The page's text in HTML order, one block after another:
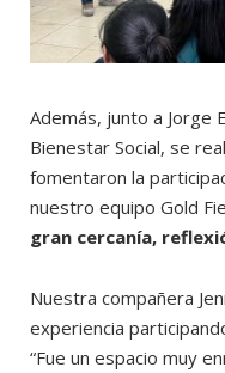
Además, junto a Jorge
Bienestar Social, se
fomentaron la
nuestro equipo Gold
gran cercanía,
Nuestra compañera
experiencia
“Fue un espacio muy